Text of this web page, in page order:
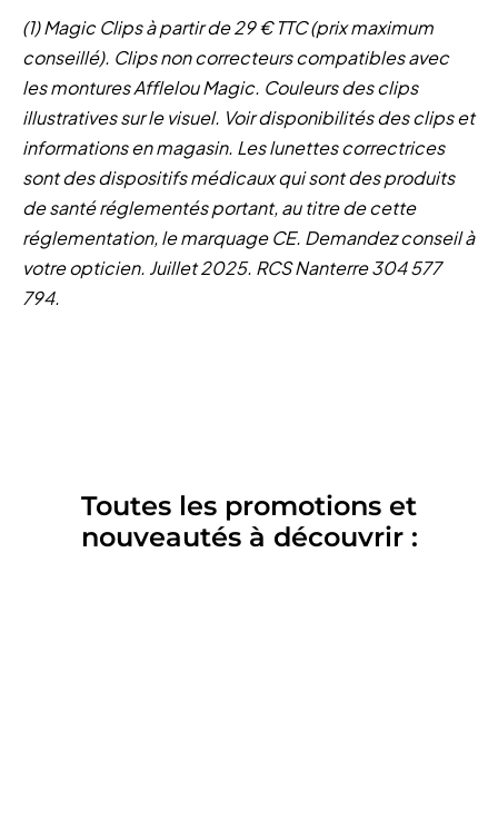
(1) Magic Clips à partir de 29 € TTC (prix maximum
conseillé). Clips non correcteurs compatibles avec
les montures Afflelou Magic. Couleurs des clips
illustratives sur le visuel. Voir disponibilités des clips et
informations en magasin. Les lunettes correctrices
sont des dispositifs médicaux qui sont des produits
de santé réglementés portant, au titre de cette
réglementation, le marquage CE. Demandez conseil à
votre opticien. Juillet 2025. RCS Nanterre 304 577
794.
Toutes les promotions et
nouveautés à découvrir :